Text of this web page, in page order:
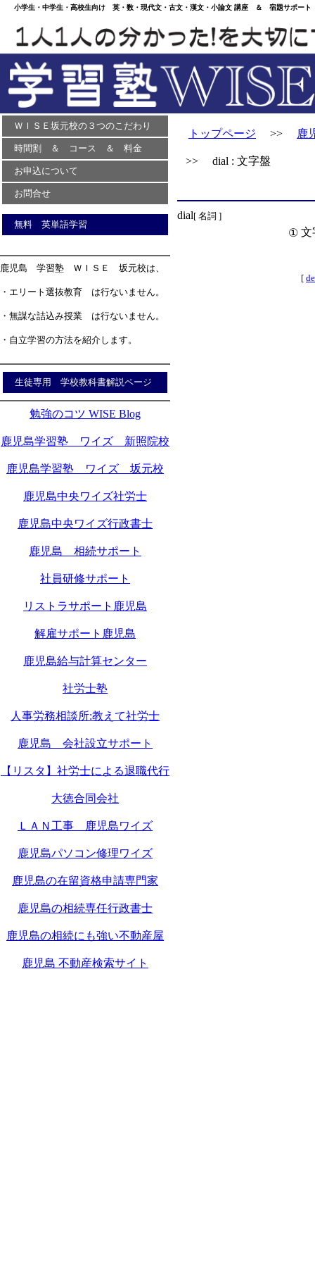
小学生・中学生・高校生向け 英・数・現代文・古文・漢文・小論文 講座 ＆ 宿題サポー
ＷＩＳＥ坂元校の３つのこだわり
時間割 ＆ コース ＆ 料金
お申込について
お問合せ
無料 英単語学習
鹿児島 学習塾 ＷＩＳＥ 坂元校は、
・エリート選抜教育 は行ないません。
・無謀な詰込み授業 は行ないません。
・自立学習の方法を紹介します。
生徒専用 学校教科書解説ページ
勉強のコツ WISE Blog
鹿児島学習塾 ワイズ 新照院校
鹿児島学習塾 ワイズ 坂元校
鹿児島中央ワイズ社労士
鹿児島中央ワイズ行政書士
鹿児島 相続サポート
社員研修サポート
リストラサポート鹿児島
解雇サポート鹿児島
鹿児島給与計算センター
社労士塾
人事労務相談所:教えて社労士
鹿児島 会社設立サポート
【リスタ】社労士による退職代行
大徳合同会社
ＬＡＮ工事 鹿児島ワイズ
鹿児島パソコン修理ワイズ
鹿児島の在留資格申請専門家
鹿児島の相続専任行政書士
鹿児島の相続にも強い不動産屋
鹿児島 不動産検索サイト
トップページ >> 鹿
>> dial : 文字盤
dial[ 名詞 ]
① 文
[